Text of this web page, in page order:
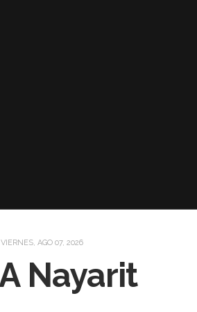
VIERNES, AGO 07, 2026